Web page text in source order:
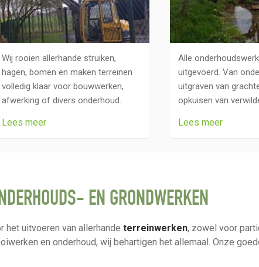
Wij rooien allerhande struiken,
hagen, bomen en maken terreinen
volledig klaar voor bouwwerken,
afwerking of divers onderhoud.
Lees meer
Alle
uitgevoerd. Van
uitgraven van
opkuisen van
Lees meer
EN GRONDWERKEN
het uitvoeren van allerhande terreinwerken, zowel voor
en onderhoud, wij behartigen het allemaal. Onze